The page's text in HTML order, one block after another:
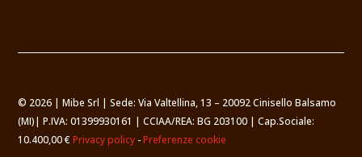
© 2026 | Mibe Srl | Sede: Via Valtellina, 13 – 20092 Cinisello Balsamo
(MI)| P.IVA: 01399930161 | CCIAA/REA: BG 203100 | Cap.Sociale:
10.400,00 €Privacy policy -Preferenze cookie